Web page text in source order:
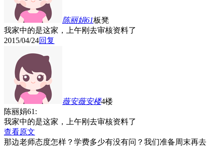
陈丽娟61板凳
我家中的是这家，上午刚去审核资料了
2015/04/24回复
薇安薇安楼4楼
陈丽娟61:
我家中的是这家，上午刚去审核资料了
查看原文
那边老师态度怎样？学费多少有没有问？我们准备周末再去